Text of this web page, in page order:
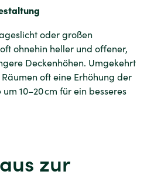
oder großen
ohnehin heller und offener,
Deckenhöhen. Umgekehrt
oft eine Erhöhung der
10–20 cm für ein besseres
zur